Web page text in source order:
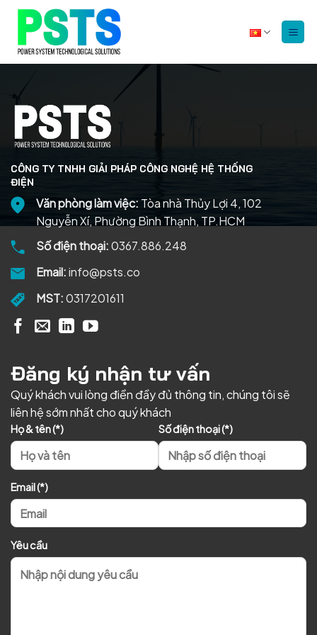
dung
CÔNG TY TNHH GIẢI PHÁP CÔNG NGHỆ HỆ THỐNG
ĐIỆN
Văn phòng làm việc: Tòa nhà Thủy Lợi 4, 102
Nguyễn Xí, Phường Bình Thạnh, TP.HCM
Số điện thoại:0367.886.248
Email:info@psts.co
MST:0317201611
Đăng ký nhận tư vấn
Quý khách vui lòng điền đầy đủ thông tin, chúng tôi sẽ
liên hệ sớm nhất cho quý khách
Họ & tên (*) Số điện thoại (*)
Email (*)
Yêu cầu